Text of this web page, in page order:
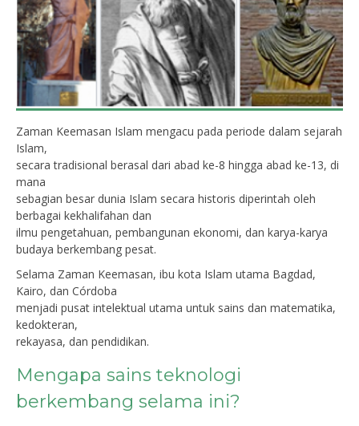
Zaman Keemasan Islam mengacu pada periode dalam sejarah
Islam,
secara tradisional berasal dari abad ke-8 hingga abad ke-13, di
mana
sebagian besar dunia Islam secara historis diperintah oleh
berbagai kekhalifahan dan
ilmu pengetahuan, pembangunan ekonomi, dan karya-karya
budaya berkembang pesat.
Selama Zaman Keemasan, ibu kota Islam utama Bagdad,
Kairo, dan Córdoba
menjadi pusat intelektual utama untuk sains dan matematika,
kedokteran,
rekayasa, dan pendidikan.
Mengapa sains teknologi
berkembang selama ini?